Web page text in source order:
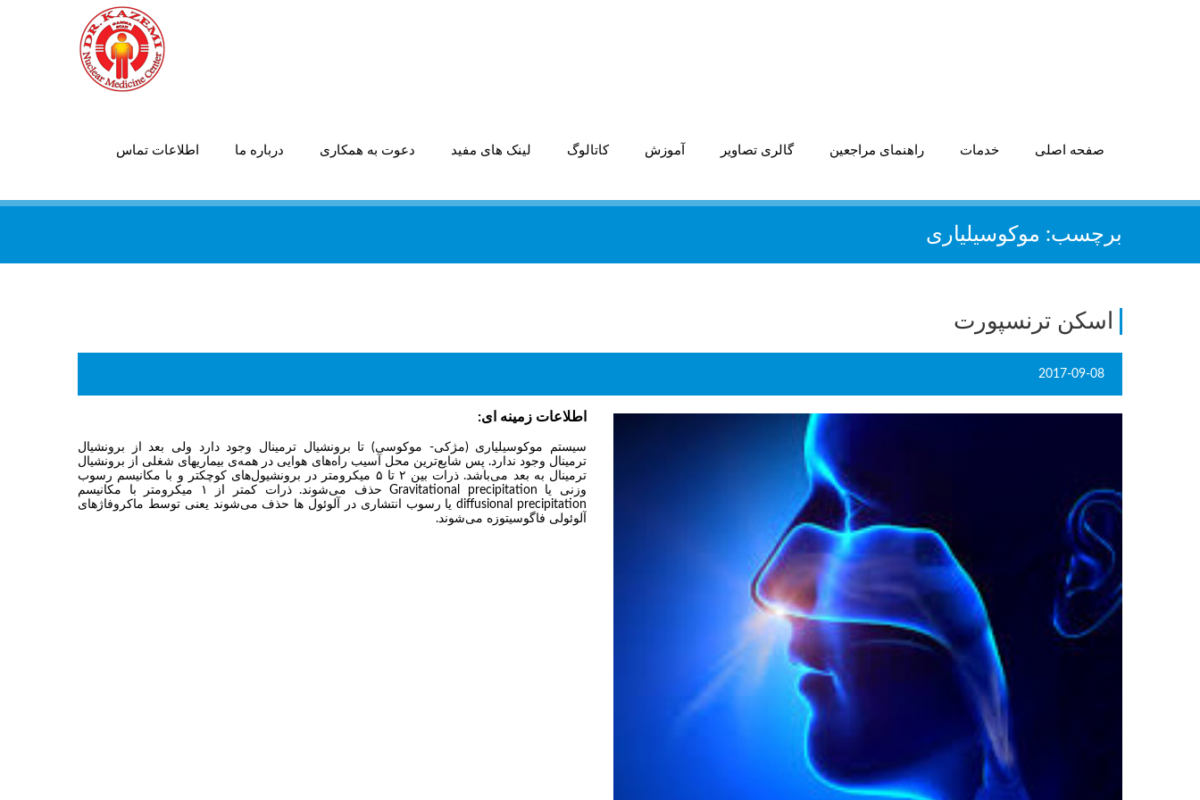
صفحه اصلی خدمات راهنمای مراجعین گالری تصاویر آموزش کاتالوگ لینک های مفید دعوت به همکاری درباره ما اطلاعات تماس
برچسب: موکوسیلیاری
اسکن ترنسپورت
2017-09-08
اطلاعات زمینه ای:
سیستم موکوسیلیاری (مژکی- موکوسی) تا برونشیال ترمینال وجود دارد ولی بعد از برونشیال
ترمینال وجود ندارد. پس شایع‌ترین محل آسیب راه‌های هوایی در همه‌ی بیماریهای شغلی از برونشیال
ترمینال به بعد می‌باشد. ذرات بین ۲ تا ۵ میکرومتر در برونشیول‌های کوچکتر و با مکانیسم رسوب
وزنی یا Gravitational precipitation حذف می‌شوند. ذرات کمتر از ۱ میکرومتر با مکانیسم
diffusional precipitation یا رسوب انتشاری در آلوئول ها حذف می‌شوند یعنی توسط ماکروفاژهای
آلوئولی فاگوسیتوزه می‌شوند.